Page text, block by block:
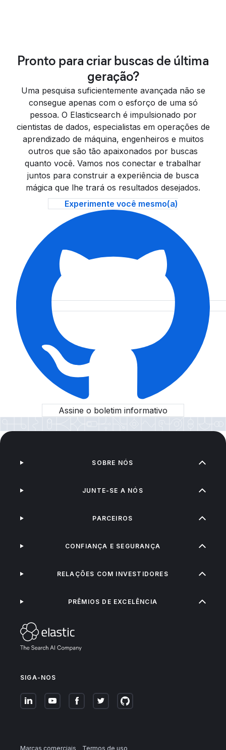
Pronto para criar buscas de última
geração?
Uma pesquisa suficientemente avançada não se
consegue apenas com o esforço de uma só
pessoa. O Elasticsearch é impulsionado por
cientistas de dados, especialistas em operações de
aprendizado de máquina, engenheiros e muitos
outros que são tão apaixonados por buscas
quanto você. Vamos nos conectar e trabalhar
juntos para construir a experiência de busca
mágica que lhe trará os resultados desejados.
Experimente você mesmo(a)
Assine o boletim informativo
SIGA-NOS
SOBRE NÓS
JUNTE-SE A NÓS
PARCEIROS
CONFIANÇA E SEGURANÇA
RELAÇÕES COM INVESTIDORES
PRÊMIOS DE EXCELÊNCIA
Marcas comerciais Termos de uso